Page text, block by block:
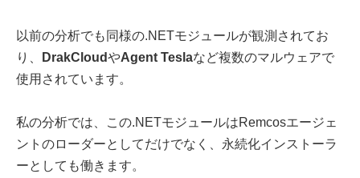
以前の分析でも同様の.NETモジュールが観測されてお
り、
DrakCloudやAgent Teslaなど複数のマルウェアで
使用されています。
私の分析では、この.NETモジュールはRemcosエージェ
ントのローダーとしてだけでなく、永続化インストーラ
ーとしても働きます。